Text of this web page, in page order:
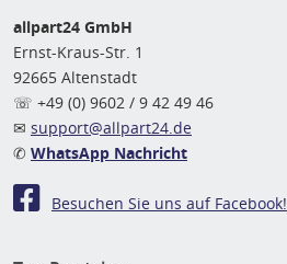
allpart24 GmbH
Ernst-Kraus-Str. 1
92665 Altenstadt
☏ +49 (0) 9602 / 9 42 49 46
✉ support@allpart24.de
✆ WhatsApp Nachricht
Besuchen Sie uns auf Facebook!